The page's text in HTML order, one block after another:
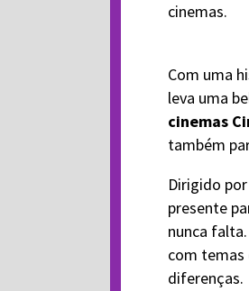
cinemas.
Com uma
leva uma
cinemas
também
Dirigido
presente
nunca
com temas
diferenças.